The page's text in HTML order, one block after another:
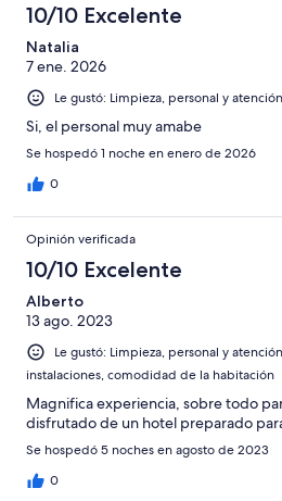
10/10 Excelente
Natalia
7 ene. 2026
Le gustó: Limpieza, personal y atención
Si, el personal muy amabe
Se hospedó 1 noche en enero de 2026
0
Opinión verificada
10/10 Excelente
Alberto
13 ago. 2023
Le gustó: Limpieza, personal y
instalaciones, comodidad de la habitación
Magnifica experiencia, sobre todo
disfrutado de un hotel preparado
Se hospedó 5 noches en agosto de 2023
0